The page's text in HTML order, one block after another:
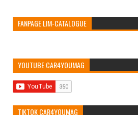
FANPAGE LIM-CATALOGUE
YOUTUBE CAR4YOUMAG
TIKTOK CAR4YOUMAG